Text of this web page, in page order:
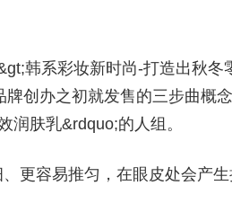
韩系彩妆新时尚-打造出秋
牌创办之初就发售的三步曲概
润肤乳&rdquo;的人组。
更容易推匀，在眼皮处会产生